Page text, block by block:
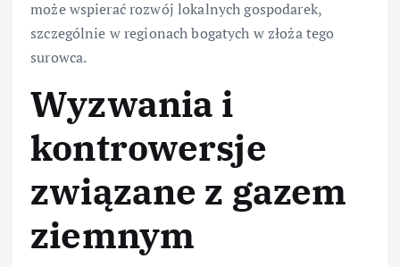
może wspierać rozwój lokalnych gospodarek,
szczególnie w regionach bogatych w złoża tego
surowca.
Wyzwania i
kontrowersje
związane z gazem
ziemnym